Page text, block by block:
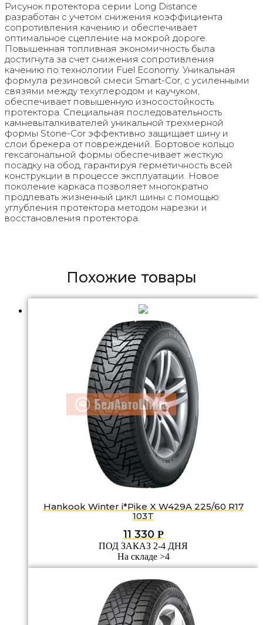
Рисунок протектора серии Long Distance
разработан с учетом снижения коэффициента
сопротивления качению и обеспечивает
оптимальное сцепление на мокрой дороге.
Повышенная топливная экономичность была
достигнута за счет снижения сопротивления
качению по технологии Fuel Economy. Уникальная
формула резиновой смеси Smart-Cor, с усиленными
связями между техуглеродом и каучуком,
обеспечивает повышенную износостойкость
протектора. Специальная последовательность
камневыталкивателей уникальной трехмерной
формы Stone-Cor эффективно защищает шину и
слои брекера от повреждений. Бортовое кольцо
гексагональной формы обеспечивает жесткую
посадку на обод, гарантируя герметичность всей
конструкции в процессе эксплуатации. Новое
поколение каркаса позволяет многократно
продлевать жизненный цикл шины с помощью
углубления протектора методом нарезки и
восстановления протектора.
Похожие товары
Hankook Winter i*Pike X W429A 225/60 R17
103T
11 330 Р
ПОД ЗАКАЗ 2-4 ДНЯ
На складе >4